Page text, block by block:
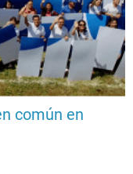
común en